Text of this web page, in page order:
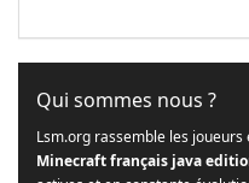
Qui sommes nous ?
Lsm.org rassemble les
Minecraft français java